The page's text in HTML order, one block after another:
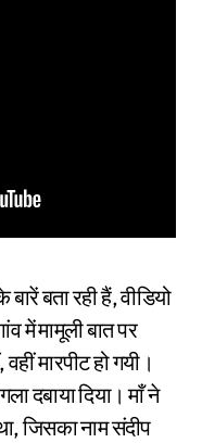
बता रही हैं, वीडियो
में मामूली बात पर
मारपीट हो गयी।
दबाया दिया। माँ ने
जिसका नाम संदीप